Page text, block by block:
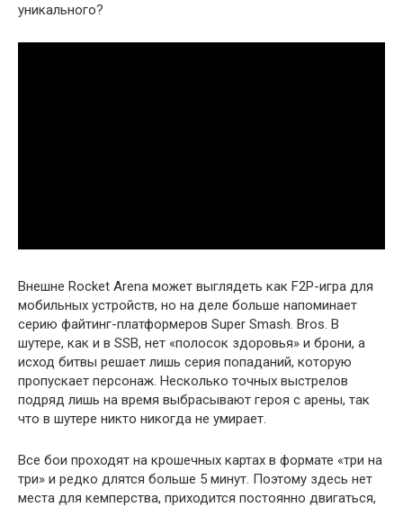
уникального?
Внешне Rocket Arena может выглядеть как F2P-игра для
мобильных устройств, но на деле больше напоминает
серию файтинг-платформеров Super Smash. Bros. В
шутере, как и в SSB, нет «полосок здоровья» и брони, а
исход битвы решает лишь серия попаданий, которую
пропускает персонаж. Несколько точных выстрелов
подряд лишь на время выбрасывают героя с арены, так
что в шутере никто никогда не умирает.
Все бои проходят на крошечных картах в формате «три на
три» и редко длятся больше 5 минут. Поэтому здесь нет
места для кемперства, приходится постоянно двигаться,